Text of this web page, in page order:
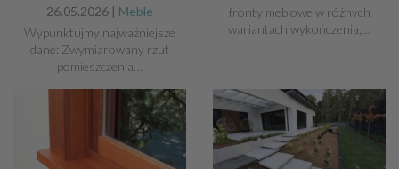
26.05.2026 | Meble
Wypunktujmy najważniejsze
dane: Zwymiarowany rzut
pomieszczenia…
fronty meblowe w różnych
wariantach wykończenia,…